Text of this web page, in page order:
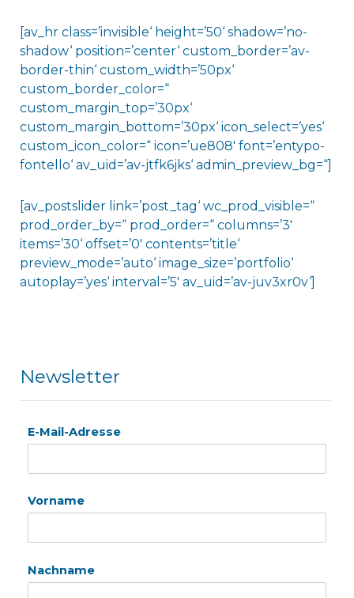
[av_hr class=’invisible‘ height=’50‘ shadow=’no-
shadow‘ position=’center‘ custom_border=’av-
border-thin‘ custom_width=’50px‘
custom_border_color=“
custom_margin_top=’30px‘
custom_margin_bottom=’30px‘ icon_select=’yes‘
custom_icon_color=“ icon=’ue808′ font=’entypo-
fontello‘ av_uid=’av-jtfk6jks‘ admin_preview_bg=“]
[av_postslider link=’post_tag‘ wc_prod_visible=“
prod_order_by=“ prod_order=“ columns=’3′
items=’30‘ offset=’0′ contents=’title‘
preview_mode=’auto‘ image_size=’portfolio‘
autoplay=’yes‘ interval=’5′ av_uid=’av-juv3xr0v‘]
Newsletter
E-Mail-Adresse
Vorname
Nachname